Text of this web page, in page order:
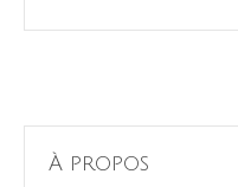
À propos